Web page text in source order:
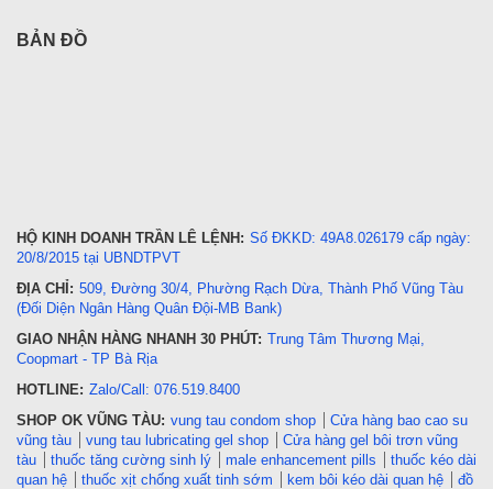
BẢN ĐỒ
HỘ KINH DOANH TRẦN LÊ LỆNH: Số ĐKKD: 49A8.026179 cấp ngày:
20/8/2015 tại UBNDTPVT
ĐỊA CHỈ: 509, Đường 30/4, Phường Rạch Dừa, Thành Phố Vũng Tàu
(Đối Diện Ngân Hàng Quân Đội-MB Bank)
GIAO NHẬN HÀNG NHANH 30 PHÚT: Trung Tâm Thương Mại,
Coopmart - TP Bà Rịa
HOTLINE: Zalo/Call: 076.519.8400
SHOP OK VŨNG TÀU: vung tau condom shop
Cửa hàng bao cao su
vũng tàu
vung tau lubricating gel shop
Cửa hàng gel bôi trơn vũng
tàu
thuốc tăng cường sinh lý male enhancement pills
thuốc kéo dài
quan hệ
thuốc xịt chống xuất tinh sớm kem bôi kéo dài quan hệ
đồ